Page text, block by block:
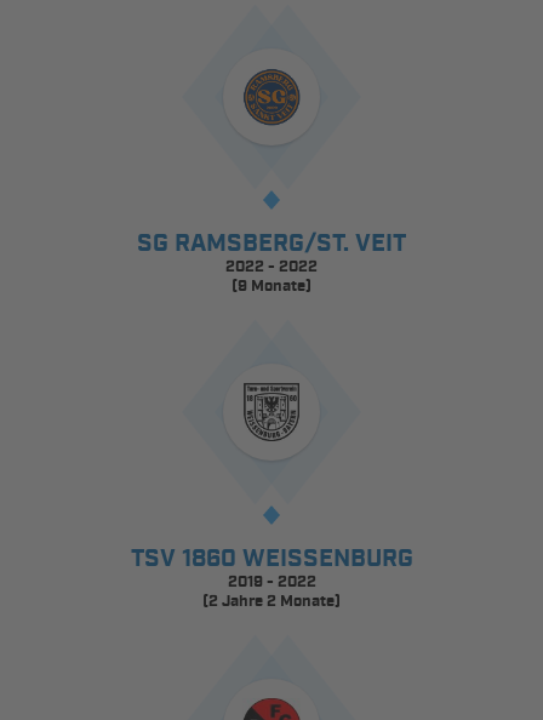
SG RAMSBERG/ST. VEIT
2022 - 2022
(9 Monate)
TSV 1860 WEISSENBURG
2019 - 2022
(2 Jahre 2 Monate)